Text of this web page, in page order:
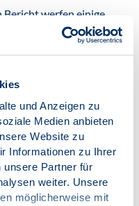
und Anzeigen zu
Medien anbieten
Website zu
Informationen zu Ihrer
unsere Partner für
weiter. Unsere
möglicherweise mit
Bericht werfen einige
der
Bildung und
Fachbeiträge und